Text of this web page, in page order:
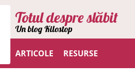
Totul despre slăbit
Un blog Kilostop
ARTICOLE RESURSE